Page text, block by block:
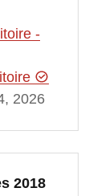
-
2026
2018